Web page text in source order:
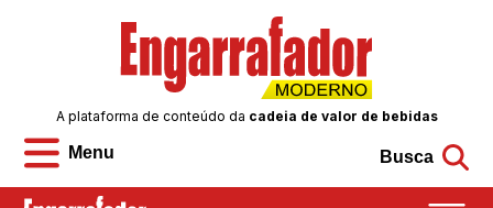
Menu
A plataforma de conteúdo da cadeia de valor de bebidas
Busca